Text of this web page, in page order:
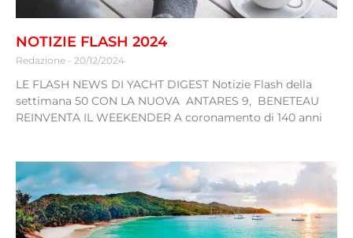
NOTIZIE FLASH 2024
Redazione 20/12/2024
LE FLASH NEWS DI YACHT DIGEST Notizie Flash della
settimana 50 CON LA NUOVA ANTARES 9, BENETEAU
REINVENTA IL WEEKENDER A coronamento di 140 anni